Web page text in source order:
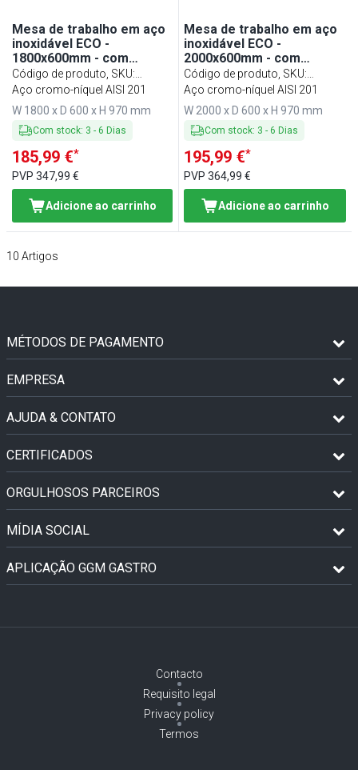
Mesa de trabalho em aço
inoxidável ECO -
1800x600mm - com
prateleira inferior & com
painel traseiro & com
travessas de reforço
Código de produto, SKU:
ATK186A#ECO
Aço cromo-níquel AISI 201
W 1800 x D 600 x H 970 mm
Com stock: 3 - 6 Dias
185,99 €*
PVP 347,99 €
Adicione ao carrinho
Mesa de trabalho em aço
inoxidável ECO -
2000x600mm - com
prateleira inferior & com
painel traseiro & com
travessas de reforço
Código de produto, SKU:
ATK206A#ECO
Aço cromo-níquel AISI 201
W 2000 x D 600 x H 970 mm
Com stock: 3 - 6 Dias
195,99 €*
PVP364,99 €
Adicione ao carrinho
10 Artigos
MÉTODOS DE PAGAMENTO
EMPRESA
AJUDA & CONTATO
CERTIFICADOS
ORGULHOSOS PARCEIROS
MÍDIA SOCIAL
APLICAÇÃO GGM GASTRO
Contacto
Requisito legal
Privacy policy
Termos